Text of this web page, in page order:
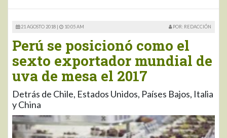
21 AGOSTO 2018 | 10:05 AM POR: REDACCIÓN
Perú se posicionó como el
sexto exportador mundial de
uva de mesa el 2017
Detrás de Chile, Estados Unidos, Países Bajos, Italia
y China